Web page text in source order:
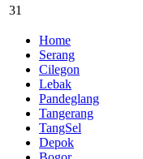
31
Home
Serang
Cilegon
Lebak
Pandeglang
Tangerang
TangSel
Depok